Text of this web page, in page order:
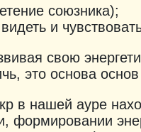
союзника);
и
свою
это основа
в нашей ауре
формировании